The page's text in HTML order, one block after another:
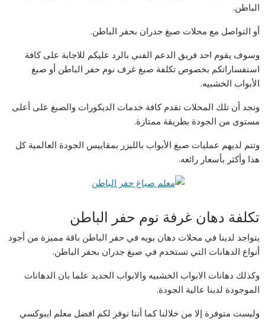
الباطن.
أو التواصل مع محلات صبغ جدران بحفر الباطن.
وسوف يقوم احد فريق الدعم الفني بالرد عليكم للاجابة على كافة
استفساراتكم بخصوص تكلفة صبغ غرف نوم حفر الباطن أو صبغ
الأبواب الخشبيه.
ونجد أن تلك المحلات تقدم كافة خدمات الديكورات والصبغ على أعلى
مستوى من الجودة بطريقة ممتازة.
وتتم لديهم عمليات صبغ الأبواب بالليزر بمقاييس الجودة العالمية كل
هذا وأكثر بأسعار رائعه.
تكلفة دهان غرفة نوم حفر الباطن
يتواجد لدينا في محلات دهان بويه في حفر الباطن باقة مميزة من أجود
أنواع الدهانات التي تستخدم في صبغ جدران بحفر الباطن.
وكذلك دهانات الابواب الخشبيه والابواب الحديد علما بان الدهانات
الموجودة لدينا عالية الجودة.
وليست متوفرة إلا من خلالنا كما أننا نوفر لكم افضل معلم ايبوكسي